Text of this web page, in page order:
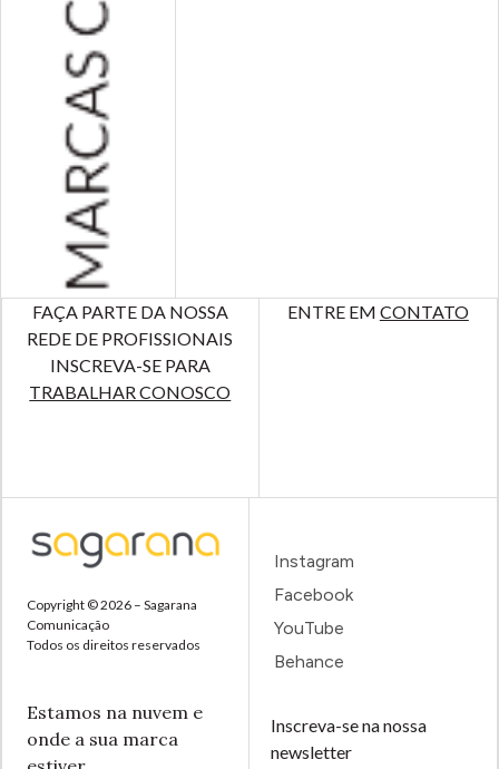
FAÇA PARTE DA NOSSA
REDE DE PROFISSIONAIS
INSCREVA-SE PARA
TRABALHAR CONOSCO
ENTRE EM CONTATO
Copyright © 2026 – Sagarana
Comunicação
Todos os direitos reservados
Estamos na nuvem e
onde a sua marca
Instagram
Facebook
YouTube
Behance
Inscreva-se na nossa
newsletter